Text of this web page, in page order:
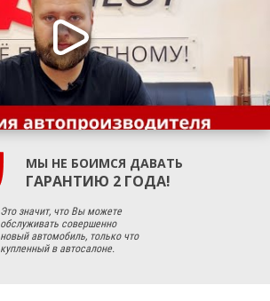
МЫ НЕ БОИМСЯ ДАВАТЬ
ГАРАНТИЮ 2 ГОДА!
Это значит, что Вы можете
обслуживать совершенно
новый автомобиль, только что
купленный в автосалоне.